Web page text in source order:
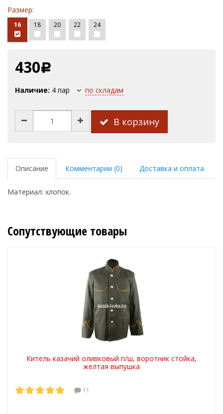
Размер:
16 18 20 22 24
430Р
Наличие: 4 пар по складам
В корзину
Описание Комментарии (0) Доставка и оплата
Материал: хлопок.
Сопутствующие товары
Китель казачий оливковый п/ш, воротник стойка,
желтая выпушка
11